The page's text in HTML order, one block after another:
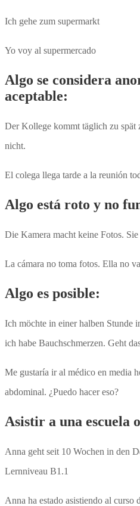
Ich gehe zum supermarkt
Yo voy al supermercado
Algo se considera
aceptable:
Der Kollege kommt täglich zu spät
nicht.
El colega llega tarde a la reunión
Algo está roto y no
Die Kamera macht keine Fotos.
La cámara no toma fotos. Ella no
Algo es posible:
Ich möchte in einer halben Stunde
ich habe Bauchschmerzen. Geht
Me gustaría ir al médico en media
abdominal. ¿Puedo hacer eso?
Asistir a una escuela
Anna geht seit 10 Wochen in den
Lernniveau B1.1
Anna ha estado asistiendo al curso